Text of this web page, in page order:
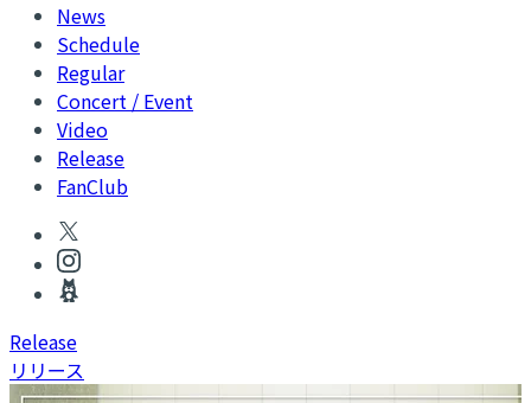
News
Schedule
Regular
Concert / Event
Video
Release
FanClub
Release
リリース